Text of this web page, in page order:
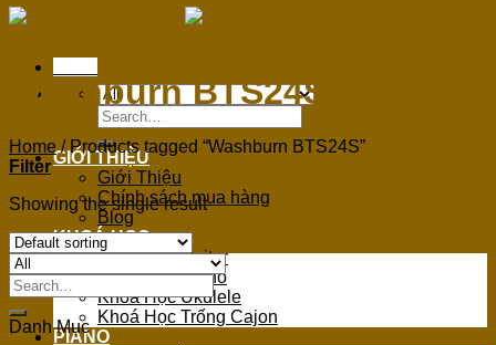
Search
for:
GIỚI THIỆU
Giới Thiệu
Chính sách mua hàng
Blog
KHOÁ HỌC
Khoá Học Guitar
Khoá Học Piano
Khoá Học Ukulele
Khoá Học Trống Cajon
PIANO
Washburn BTS24S
Home /Products tagged “Washburn BTS24S”
Filter
Showing the single result
Search
for:
Danh Mục